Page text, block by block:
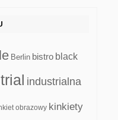
Berlin bistro black
industrialna
obrazowy kinkiety